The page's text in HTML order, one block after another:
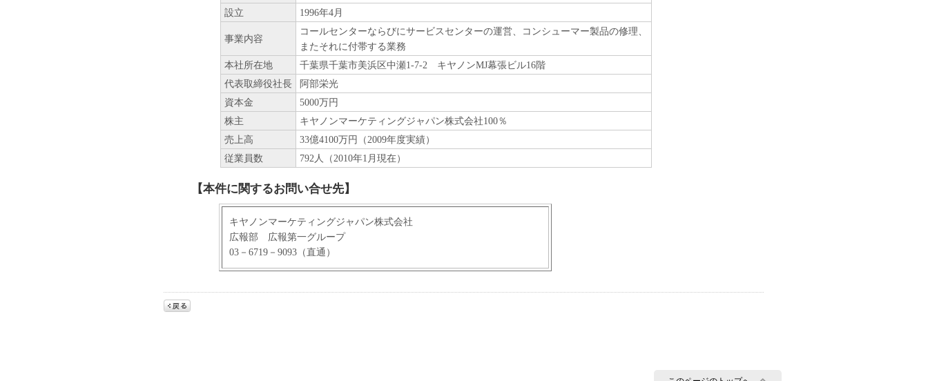
設立
1996年4月
事業内容
コールセンターならびにサービスセンターの運営、コンシューマー製品の修理、
またそれに付帯する業務
本社所在地
千葉県千葉市美浜区中瀬1-7-2 キヤノンMJ幕張ビル16階
代表取締役社長
阿部栄光
資本金
5000万円
株主
キヤノンマーケティングジャパン株式会社100％
売上高
33億4100万円（2009年度実績）
従業員数
792人（2010年1月現在）
【本件に関するお問い合せ先】
キヤノンマーケティングジャパン株式会社
広報部 広報第一グループ
03－6719－9093（直通）